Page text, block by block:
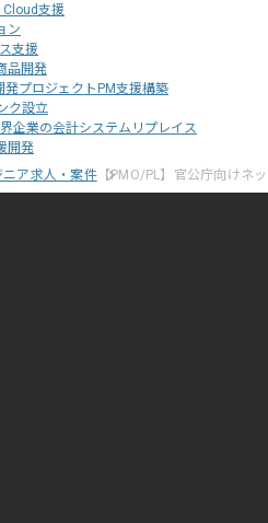
Cloud支援
ン
支援
品開発
発プロジェクトPM支援構築
ク設立
企業の会計システムリプレイス
開発
ア求人・案件【PMO/PL】官公庁向けネ